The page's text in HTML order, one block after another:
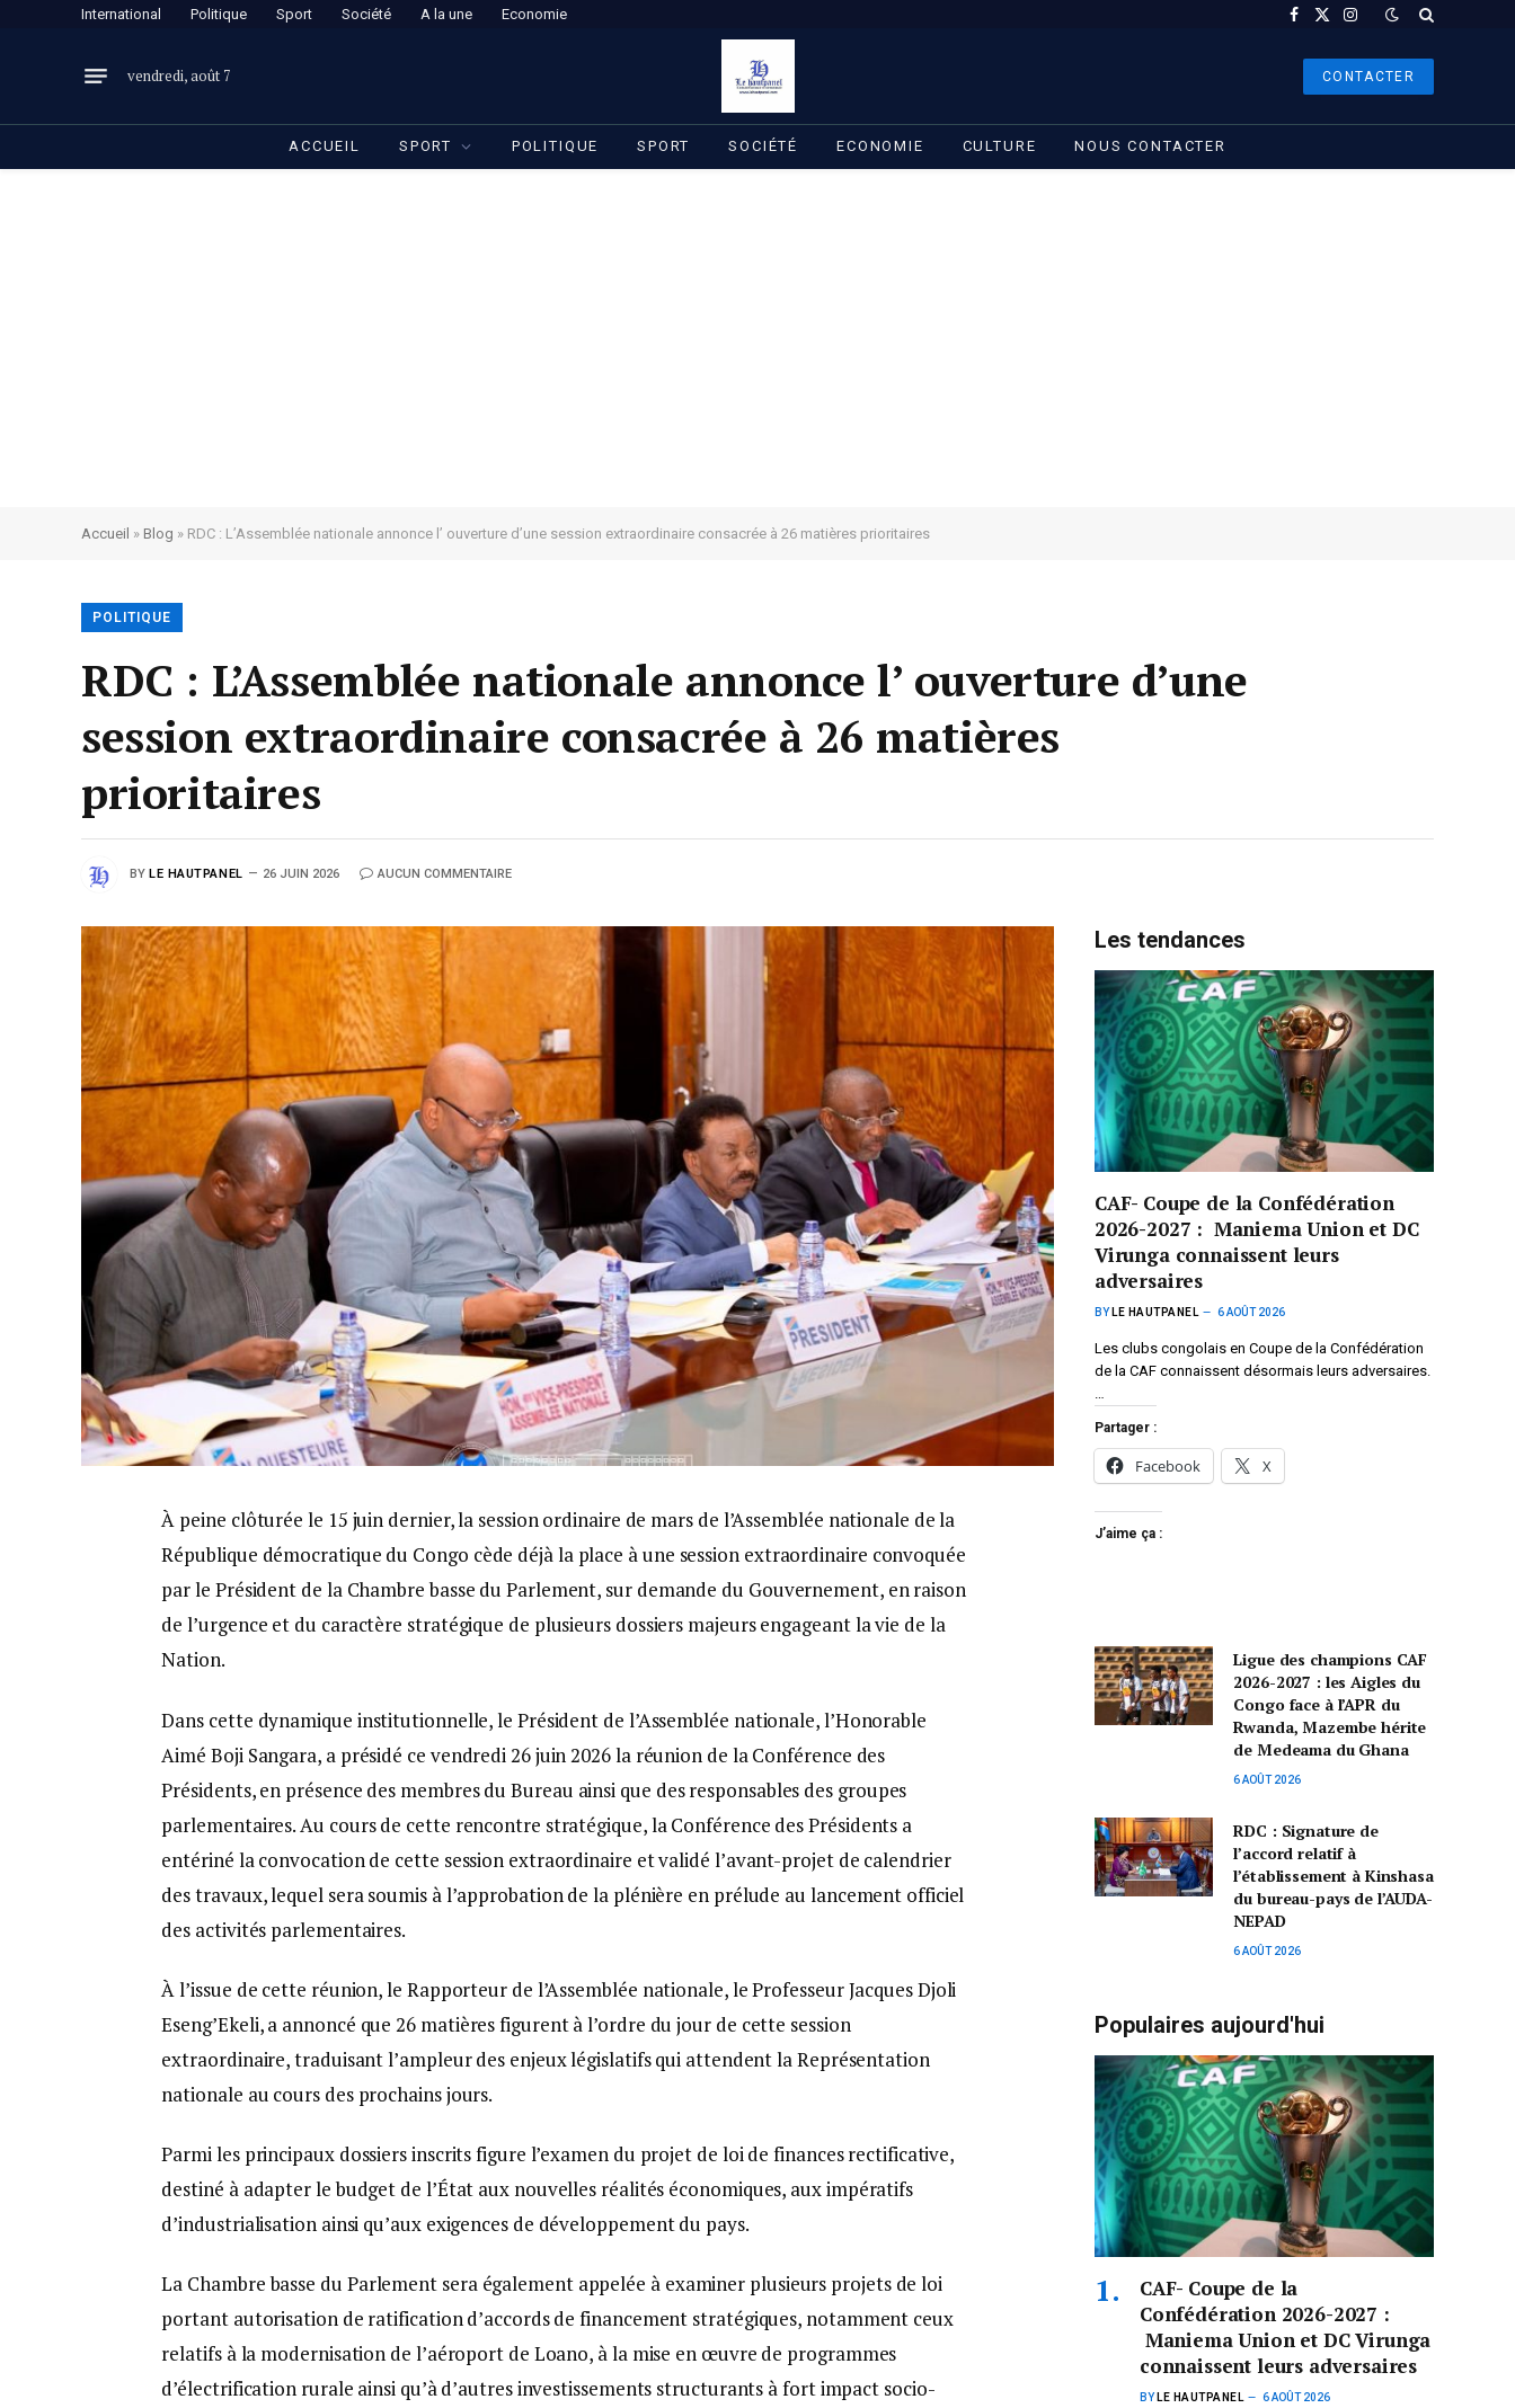
International Politique Sport Société A la une Economie Facebook
X
Instagram
vendredi, août 7 CONTACTER
ACCUEIL SPORT POLITIQUE SPORT SOCIÉTÉ ECONOMIE CULTURE NOUS CONTACTER
Accueil » Blog » RDC : L’Assemblée nationale annonce l’ ouverture d’une session extraordinaire consacrée à 26 matières prioritaires
POLITIQUE
RDC : L’Assemblée nationale annonce l’ ouverture d’une
session extraordinaire consacrée à 26 matières
prioritaires
BY LE HAUTPANEL 26 JUIN 2026 AUCUN COMMENTAIRE
À peine clôturée le 15 juin dernier, la session ordinaire de mars de l’Assemblée nationale de la
République démocratique du Congo cède déjà la place à une session extraordinaire convoquée
par le Président de la Chambre basse du Parlement, sur demande du Gouvernement, en raison
de l’urgence et du caractère stratégique de plusieurs dossiers majeurs engageant la vie de la
Nation.
Dans cette dynamique institutionnelle, le Président de l’Assemblée nationale, l’Honorable
Aimé Boji Sangara, a présidé ce vendredi 26 juin 2026 la réunion de la Conférence des
Présidents, en présence des membres du Bureau ainsi que des responsables des groupes
parlementaires. Au cours de cette rencontre stratégique, la Conférence des Présidents a
entériné la convocation de cette session extraordinaire et validé l’avant-projet de calendrier
des travaux, lequel sera soumis à l’approbation de la plénière en prélude au lancement officiel
des activités parlementaires.
À l’issue de cette réunion, le Rapporteur de l’Assemblée nationale, le Professeur Jacques Djoli
Eseng’Ekeli, a annoncé que 26 matières figurent à l’ordre du jour de cette session
extraordinaire, traduisant l’ampleur des enjeux législatifs qui attendent la Représentation
nationale au cours des prochains jours.
Parmi les principaux dossiers inscrits figure l’examen du projet de loi de finances rectificative,
destiné à adapter le budget de l’État aux nouvelles réalités économiques, aux impératifs
d’industrialisation ainsi qu’aux exigences de développement du pays.
La Chambre basse du Parlement sera également appelée à examiner plusieurs projets de loi
portant autorisation de ratification d’accords de financement stratégiques, notamment ceux
relatifs à la modernisation de l’aéroport de Loano, à la mise en œuvre de programmes
d’électrification rurale ainsi qu’à d’autres investissements structurants à fort impact socio-
Les tendances
CAF- Coupe de la Confédération
2026-2027 : Maniema Union et DC
Virunga connaissent leurs
adversaires
BY LE HAUTPANEL 6 AOÛT 2026
Les clubs congolais en Coupe de la Confédération
de la CAF connaissent désormais leurs adversaires.
…
Partager :
Facebook X
J’aime ça :
Ligue des champions CAF
2026-2027 : les Aigles du
Congo face à l’APR du
Rwanda, Mazembe hérite
de Medeama du Ghana
6 AOÛT 2026
RDC : Signature de
l’accord relatif à
l’établissement à Kinshasa
du bureau-pays de l’AUDA-
NEPAD
6 AOÛT 2026
Populaires aujourd'hui
CAF- Coupe de la
Confédération 2026-2027 :
Maniema Union et DC Virunga
connaissent leurs adversaires
BY LE HAUTPANEL 6 AOÛT 2026